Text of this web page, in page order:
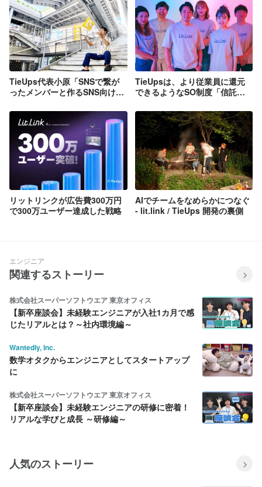
TieUps代表小原「SNSで繋が
ったメンバーと作るSNS向けク
TieUpsは、より従業員に還元
できるようなSO制度「信託型
ました
リットリンクが広告費300万円
で300万ユーザー達成した戦略
AIでチームをなめらかにつなぐ
- lit.link / TieUps 開発の裏側
エンジニア
関連するストーリー
株式会社スーパーソフトウエア 東京オフィス
【新卒座談会】未経験エンジニアが入社1カ月で感
じたリアルとは？～社内環境編～
Wantedly, Inc.
数学オタクからエンジニアとしてスタートアップ
に
株式会社スーパーソフトウエア 東京オフィス
【新卒座談会】未経験エンジニアの研修に密着！
リアルな学びと成長 ～研修編～
人気のストーリー